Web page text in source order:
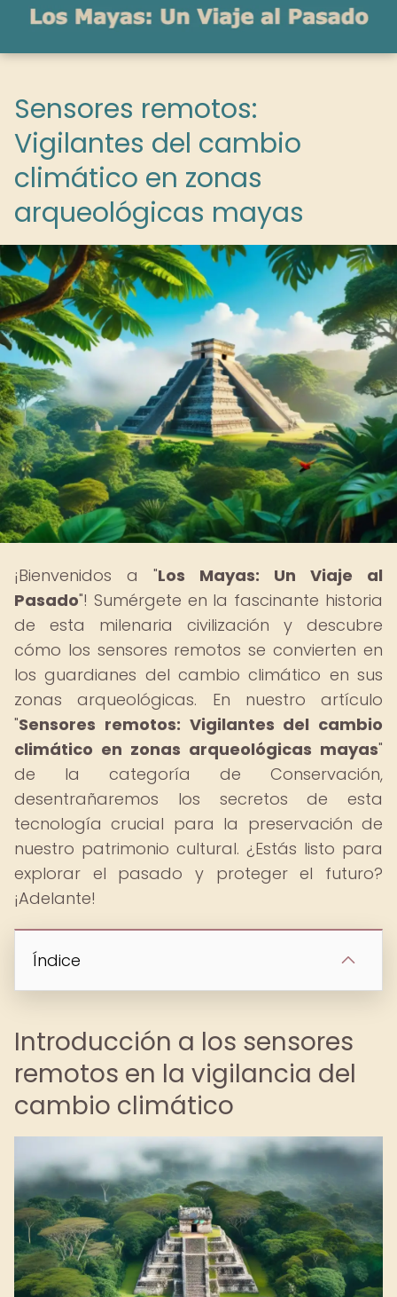
Sensores remotos:
Vigilantes del cambio
climático en zonas
arqueológicas mayas
¡Bienvenidos a "Los Mayas: Un Viaje al
Pasado"! Sumérgete en la fascinante historia
de esta milenaria civilización y descubre
cómo los sensores remotos se convierten en
los guardianes del cambio climático en sus
zonas arqueológicas. En nuestro artículo
"Sensores remotos: Vigilantes del cambio
climático en zonas arqueológicas mayas"
de la categoría de Conservación,
desentrañaremos los secretos de esta
tecnología crucial para la preservación de
nuestro patrimonio cultural. ¿Estás listo para
explorar el pasado y proteger el futuro?
¡Adelante!
Índice
Introducción a los sensores
remotos en la vigilancia del
cambio climático